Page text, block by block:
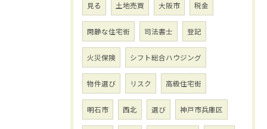
見る 土地売買 大阪市 税金
閑静な住宅街 司法書士 登記
火災保険 シフト総合ハウジング
物件選び リスク 高級住宅街
明石市 西北 選び 神戸市兵庫区